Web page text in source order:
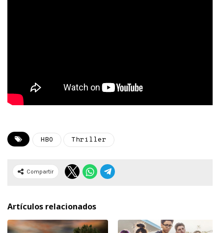
HBO Thriller
Compartir
Artículos relacionados